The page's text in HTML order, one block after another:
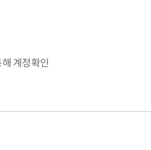
계정확인